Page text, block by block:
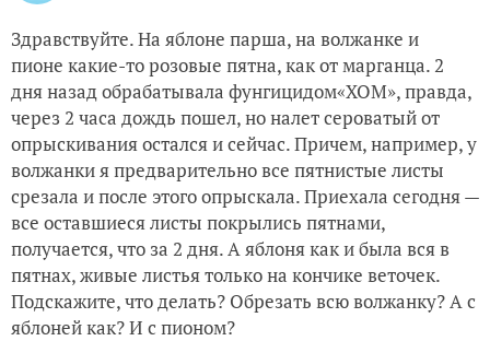
Здравствуйте. На яблоне парша, на волжанке и
пионе какие-то розовые пятна, как от марганца. 2
дня назад обрабатывала фунгицидом«ХОМ», правда,
через 2 часа дождь пошел, но налет сероватый от
опрыскивания остался и сейчас. Причем, например, у
волжанки я предварительно все пятнистые листы
срезала и после этого опрыскала. Приехала сегодня —
все оставшиеся листы покрылись пятнами,
получается, что за 2 дня. А яблоня как и была вся в
пятнах, живые листья только на кончике веточек.
Подскажите, что делать? Обрезать всю волжанку? А с
яблоней как? И с пионом?